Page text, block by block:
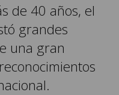
de 40 años, el
grandes
una gran